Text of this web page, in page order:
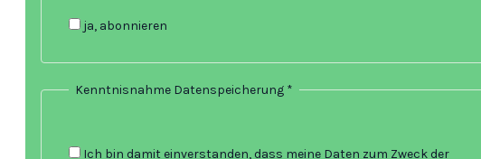
ja, abonnieren
Kenntnisnahme Datenspeicherung *
Ich bin damit einverstanden, dass meine Daten zum Zweck der